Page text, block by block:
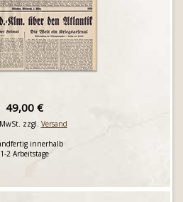
49,00 €
zzgl. Versand
innerhalb
1-2 Arbeitstage